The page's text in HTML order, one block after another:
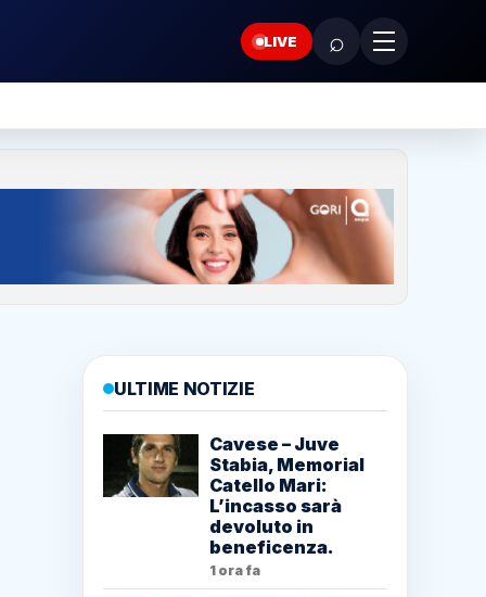
LIVE ⌕
ULTIME NOTIZIE
Cavese – Juve
Stabia, Memorial
Catello Mari:
L’incasso sarà
devoluto in
beneficenza.
1 ora fa